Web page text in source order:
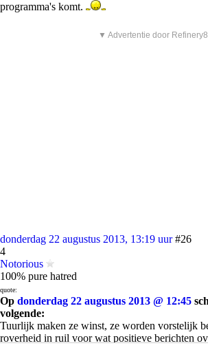
programma's komt.
▼ Advertentie door
donderdag 22 augustus 2013, 13:19 uur #26
4
Notorious
100% pure hatred
quote:
Op donderdag 22 augustus 2013 @ 12:45
volgende:
Tuurlijk maken ze winst, ze worden vorstelijk
roverheid in ruil voor wat positieve berichten